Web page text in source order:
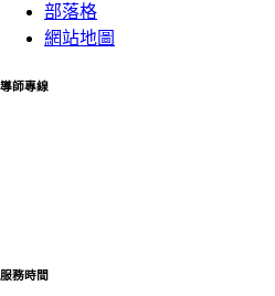
部落格
網站地圖
導師專線
服務時間